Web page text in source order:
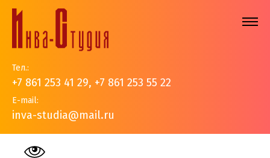
Тел.:
+7 861 253 41 29, +7 861 253 55 22
E-mail:
inva-studia@mail.ru
На главную > Наши дети